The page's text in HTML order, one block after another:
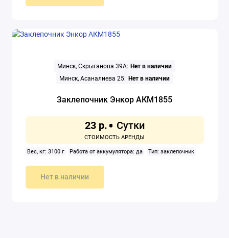
Минск, Скрыганова 39А: Нет в наличии
Минск, Асаналиева 25: Нет в наличии
Заклепочник Энкор АКМ1855
23 р.
Вес, кг: 3100 г Работа от аккумулятора: да Тип: заклепочник
Нет в наличии